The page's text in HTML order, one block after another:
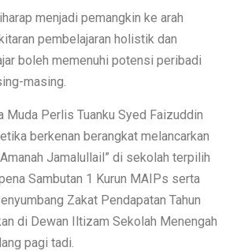
menjadi pemangkin ke arah
pembelajaran holistik dan
boleh memenuhi potensi peribadi
masing.
Muda Perlis Tuanku Syed Faizuddin
berkenan berangkat melancarkan
Jamalullail” di sekolah terpilih
Sambutan 1 Kurun MAIPs serta
Zakat Pendapatan Tahun
di Dewan Iltizam Sekolah Menengah
pagi tadi.